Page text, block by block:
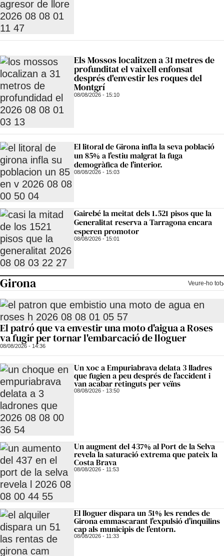
Els Mossos localitzen a 31 metres de
profunditat el vaixell enfonsat
després d'envestir les roques del
Montgrí
08/08/2026 - 15:10
El litoral de Girona infla la seva població
un 85% a l'estiu malgrat la fuga
demogràfica de l'interior.
08/08/2026 - 15:03
Gairebé la meitat dels 1.521 pisos que la
Generalitat reserva a Tarragona encara
esperen promotor
08/08/2026 - 15:01
Girona Veure-ho tot
El patró que va envestir una moto d'aigua a Roses
va fugir per tornar l'embarcació de lloguer
08/08/2026 - 14:36
Un xoc a Empuriabrava delata 3 lladres
que fugien a peu després de l'accident i
van acabar retinguts per veïns
08/08/2026 - 13:50
Un augment del 437% al Port de la Selva
revela la saturació extrema que pateix la
Costa Brava
08/08/2026 - 11:53
El lloguer dispara un 51% les rendes de
Girona emmascarant l'expulsió d'inquilins
cap als municipis de l'entorn.
08/08/2026 - 11:33